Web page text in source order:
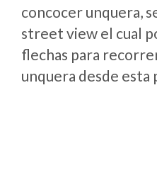
concocer unquera,
street view el cual
flechas para
unquera desde esta